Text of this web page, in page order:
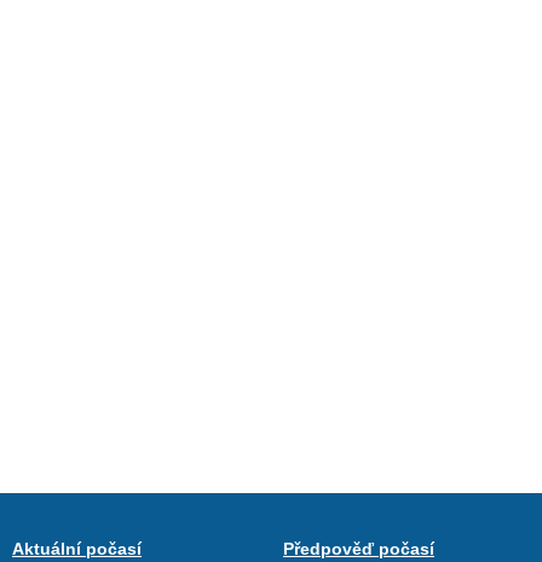
Aktuální počasí
Předpověď počasí